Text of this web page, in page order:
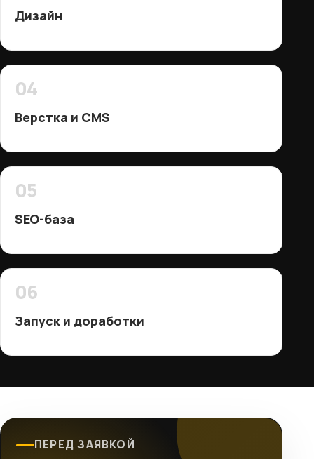
Дизайн
04
Верстка и CMS
05
SEO-база
06
Запуск и доработки
ПЕРЕД ЗАЯВКОЙ